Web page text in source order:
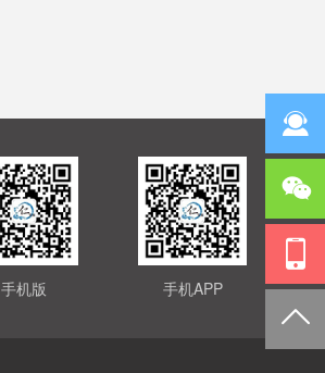
手机APP
手机版